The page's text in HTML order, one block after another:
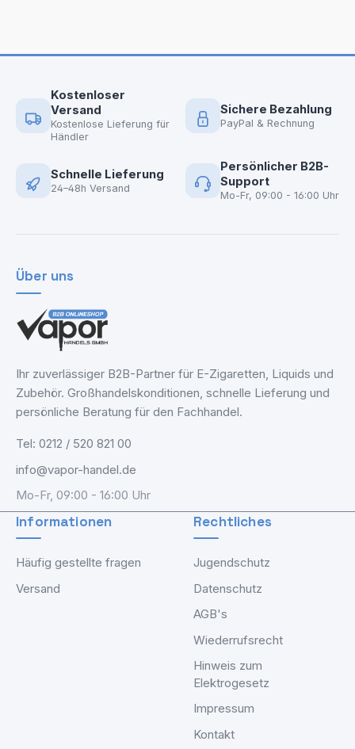
Kostenloser
Versand
Kostenlose Lieferung für
Händler
Sichere Bezahlung
PayPal & Rechnung
Schnelle Lieferung
24–48h Versand
Persönlicher B2B-
Support
Mo-Fr, 09:00 - 16:00 Uhr
Über uns
Ihr zuverlässiger B2B-Partner für E-Zigaretten, Liquids und
Zubehör. Großhandelskonditionen, schnelle Lieferung und
persönliche Beratung für den Fachhandel.
Tel: 0212 / 520 821 00
info@vapor-handel.de
Mo-Fr, 09:00 - 16:00 Uhr
Informationen
Häufig gestellte fragen
Versand
Rechtliches
Jugendschutz
Datenschutz
AGB's
Wiederrufsrecht
Hinweis zum
Elektrogesetz
Impressum
Kontakt